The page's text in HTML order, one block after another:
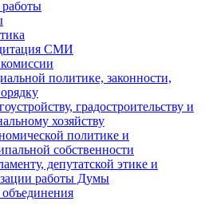
СМИ
политике, законности,
градостроительству и
хозяйству
политике и
собственности
депутатской этике и
работы Думы